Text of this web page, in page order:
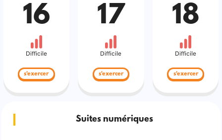
16
Difficile
s'exercer
17
Difficile
s'exercer
18
Difficile
s'exercer
Suites numériques